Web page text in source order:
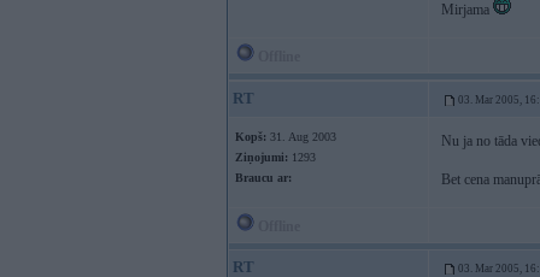
Mirjama
RT 03. Mar 2005,
Kopš: 31. Aug 2003
Ziņojumi: 1293
Braucu ar:
Nu ja no tāda
Bet cena
RT 03. Mar 2005,